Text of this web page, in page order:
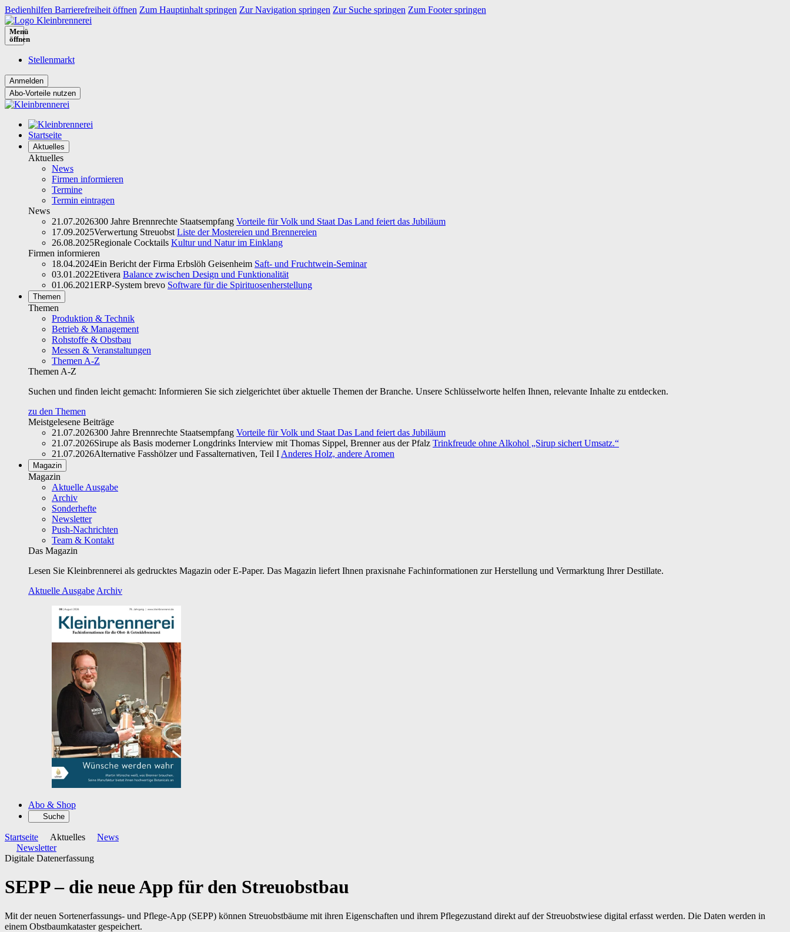
Bedienhilfen Barrierefreiheit öffnen Zum Hauptinhalt springen Zur Navigation springen Zur Suche springen Zum Footer springen
Menü
öffnen
Stellenmarkt
Abo-Vorteile nutzen
Startseite
Aktuelles
Aktuelles
News
Firmen informieren
Termine
Termin eintragen
News
21.07.2026300 Jahre Brennrechte Staatsempfang Vorteile für Volk und Staat Das Land feiert das Jubiläum
17.09.2025Verwertung Streuobst Liste der Mostereien und Brennereien
26.08.2025Regionale Cocktails Kultur und Natur im Einklang
Firmen informieren
18.04.2024Ein Bericht der Firma Erbslöh Geisenheim Saft- und Fruchtwein-Seminar
03.01.2022Etivera Balance zwischen Design und Funktionalität
01.06.2021ERP-System brevo Software für die Spirituosenherstellung
Themen
Themen
Produktion & Technik
Betrieb & Management
Rohstoffe & Obstbau
Messen & Veranstaltungen
Themen A-Z
Themen A-Z
Suchen und finden leicht gemacht: Informieren Sie sich zielgerichtet über aktuelle Themen der Branche. Unsere Schlüsselworte helfen Ihnen, relevante Inhalte zu entdecken.
zu den Themen
Meistgelesene Beiträge
21.07.2026300 Jahre Brennrechte Staatsempfang Vorteile für Volk und Staat Das Land feiert das Jubiläum
21.07.2026Sirupe als Basis moderner Longdrinks Interview mit Thomas Sippel, Brenner aus der Pfalz Trinkfreude ohne Alkohol „Sirup sichert Umsatz.“
21.07.2026Alternative Fasshölzer und Fassalternativen, Teil I Anderes Holz, andere Aromen
Magazin
Magazin
Aktuelle Ausgabe
Archiv
Sonderhefte
Newsletter
Push-Nachrichten
Team & Kontakt
Das Magazin
Lesen Sie Kleinbrennerei als gedrucktes Magazin oder E-Paper. Das Magazin liefert Ihnen praxisnahe Fachinformationen zur Herstellung und Vermarktung Ihrer Destillate.
Aktuelle Ausgabe Archiv
Abo & Shop
Suche
Startseite Aktuelles
News
Newsletter
Digitale Datenerfassung
SEPP – die neue App für den Streuobstbau
Mit der neuen Sortenerfassungs- und Pflege-App (SEPP) können Streuobstbäume mit ihren Eigenschaften und ihrem Pflegezustand direkt auf der Streuobstwiese digital erfasst werden. Die Daten werden in
einem Obstbaumkataster gespeichert.